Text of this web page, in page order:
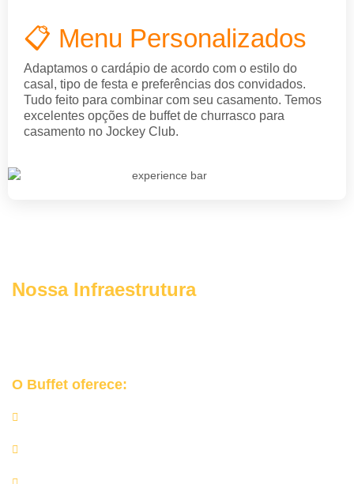
📋 Menu Personalizados
Adaptamos o cardápio de acordo com o estilo do
casal, tipo de festa e preferências dos convidados.
Tudo feito para combinar com seu casamento. Temos
excelentes opções de buffet de churrasco para
casamento no Jockey Club.
Nossa Infraestrutura
O Buffet oferece: